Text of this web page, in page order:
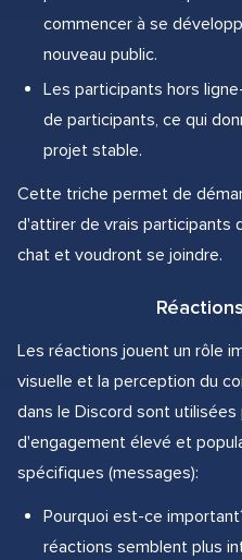
commencer à se
nouveau public.
Les participants hors
de participants, ce qui
projet stable.
Cette triche permet de
d'attirer de vrais participants
chat et voudront se joindre.
Les réactions jouent un rôle
visuelle et la perception du
dans le Discord sont
d'engagement élevé et
spécifiques (messages):
Pourquoi est-ce
réactions semblent plus